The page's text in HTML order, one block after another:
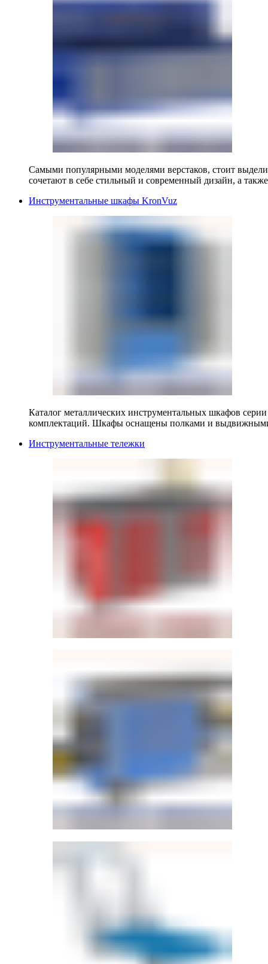
Самыми популярными моделями верстаков, стоит
сочетают в себе стильный и современный дизайн, а
Инструментальные шкафы KronVuz
Каталог металлических инструментальных шкафов
комплектаций. Шкафы оснащены полками и
Инструментальные тележки